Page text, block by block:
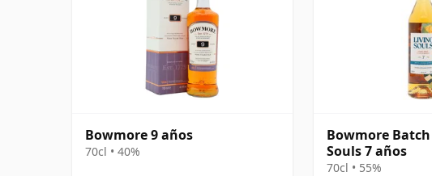
Bowmore 9 años
70cl • 40%
Bowmore
Souls 7 años
70cl • 55%